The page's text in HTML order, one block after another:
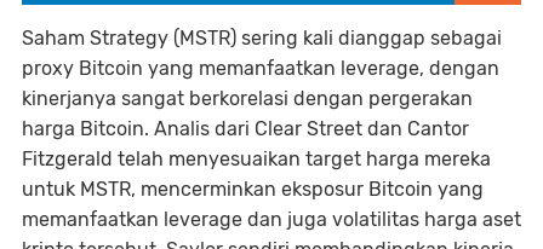
Saham Strategy (MSTR) sering kali dianggap sebagai
proxy Bitcoin yang memanfaatkan leverage, dengan
kinerjanya sangat berkorelasi dengan pergerakan
harga Bitcoin. Analis dari Clear Street dan Cantor
Fitzgerald telah menyesuaikan target harga mereka
untuk MSTR, mencerminkan eksposur Bitcoin yang
memanfaatkan leverage dan juga volatilitas harga aset